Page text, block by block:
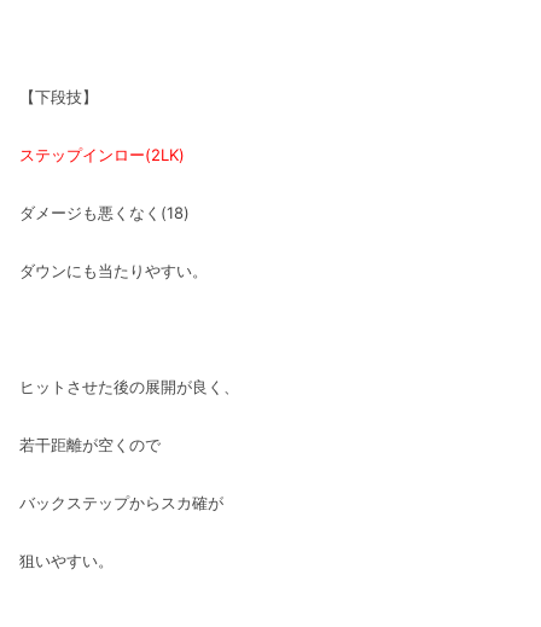
【下段技】
ステップインロー(2LK)
ダメージも悪くなく(18)
ダウンにも当たりやすい。
ヒットさせた後の展開が良く、
若干距離が空くので
バックステップからスカ確が
狙いやすい。